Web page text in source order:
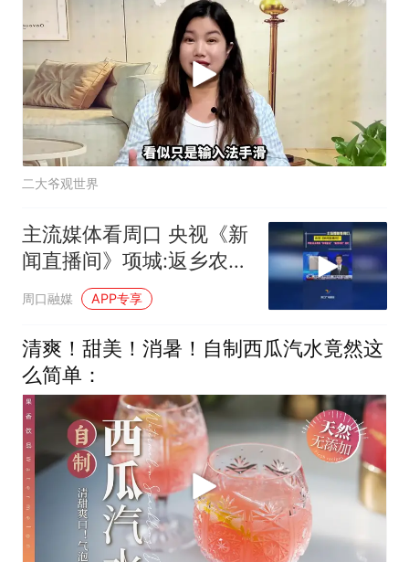
二大爷观世界
主流媒体看周口 央视《新
闻直播间》项城:返乡农民
“妙笔生花”“悬浮书法”走红
周口融媒 APP专享
清爽！甜美！消暑！自制西瓜汽水竟然这
么简单：